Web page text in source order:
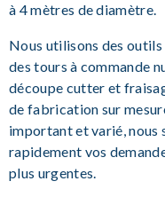
à 4 mètres de diamètre.
Nous utilisons des
des tours à commande
découpe cutter et
de fabrication sur
important et varié, nous
rapidement vos
plus urgentes.